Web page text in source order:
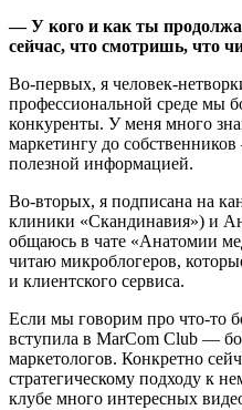
— У кого и как ты
сейчас, что смотришь, что
Во-первых, я человек-
профессиональной среде мы
конкуренты. У меня много
маркетингу до
полезной информацией.
Во-вторых, я подписана на
клиники «Скандинавия») и
общаюсь в чате «Анатомии
читаю микроблогеров,
и клиентского сервиса.
Если мы говорим про что-то
вступила в MarCom Club —
маркетологов. Конкретно
стратегическому подходу к
клубе много интересных